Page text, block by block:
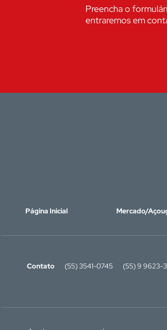
Preencha o
entraremos em
Página Inicial Mercado/
Contato (55) 3541-0745 (55) 9 9623-